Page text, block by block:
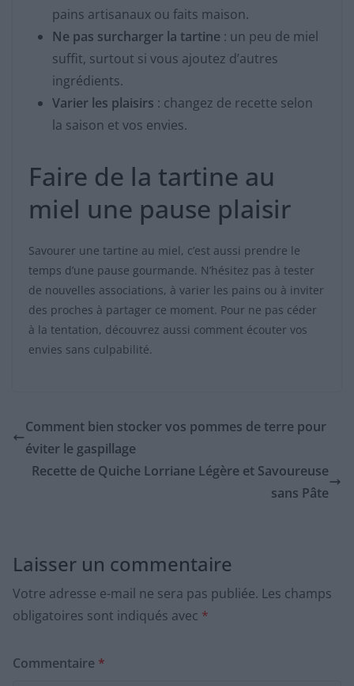
pains artisanaux ou faits maison.
Ne pas surcharger la tartine : un peu de miel
suffit, surtout si vous ajoutez d’autres
ingrédients.
Varier les plaisirs : changez de recette selon
la saison et vos envies.
Faire de la tartine au
miel une pause plaisir
Savourer une tartine au miel, c’est aussi prendre le
temps d’une pause gourmande. N’hésitez pas à tester
de nouvelles associations, à varier les pains ou à inviter
des proches à partager ce moment. Pour ne pas céder
à la tentation, découvrez aussi comment écouter vos
envies sans culpabilité.
Comment bien stocker vos pommes de terre pour
éviter le gaspillage
Recette de Quiche Lorriane Légère et Savoureuse
sans Pâte
Laisser un commentaire
Votre adresse e-mail ne sera pas publiée. Les champs
obligatoires sont indiqués avec *
Commentaire *